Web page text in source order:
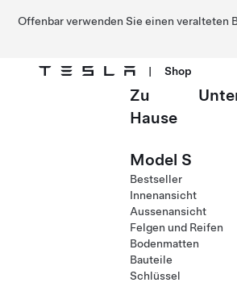
Offenbar verwenden Sie einen veralteten
| Shop
Zu
Hause
Model S
Bestseller
Innenansicht
Aussenansicht
Felgen und Reifen
Bodenmatten
Bauteile
Schlüssel